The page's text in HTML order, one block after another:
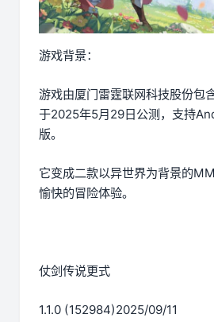
游戏背景：
游戏由厦门雷霆联网科技股份包
于2025年5月29日公测，支持
版。
它变成二款以异世界为背景的
愉快的冒险体验。
仗剑传说更式
1.1.0 (152984)2025/09/11